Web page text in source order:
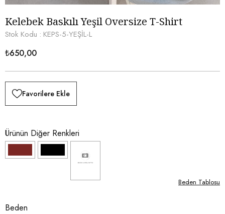
Kelebek Baskılı Yeşil Oversize T-Shirt
Stok Kodu KEPS-5-YEŞİL-L
₺650,00
Favorilere Ekle
Ürünün Diğer Renkleri
Beden
Beden Tablosu